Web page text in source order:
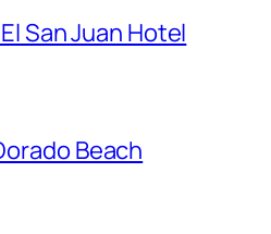
San Juan Hotel
Beach